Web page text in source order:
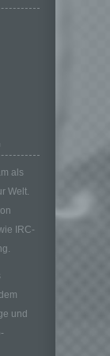
als
Welt.
IRC-
und
Weise,
Daten
werden
nicht
oder
Zwecke